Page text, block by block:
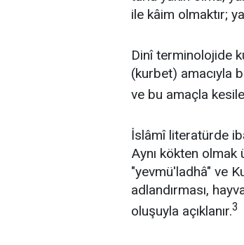
ile kâim olmaktır;
Dinî terminolojide
(kurbet) amacıyla
ve bu amaçla
İslâmî literatürde
Aynı kökten
"yevmü'ladhâ" ve
adlandırması,
oluşuyla açıklanır.3